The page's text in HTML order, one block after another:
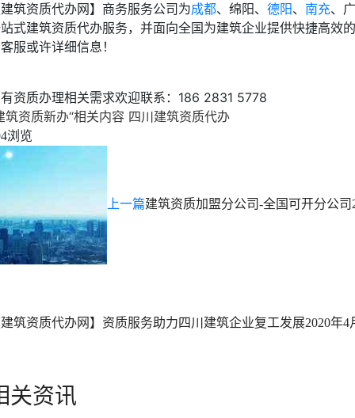
筑资质代办网】商务服务公司为成都、绵阳、 德阳、 南充、
式建筑资质代办服务，并面向全国为建筑企业提供快捷高效
服或许详细信息！
资质办理相关需求欢迎联系：186 2831 5778
筑资质新办“相关内容 四川建筑资质代办
浏览
上一篇建筑资质加盟分公司-全国可开分公司
筑资质代办网】资质服务助力四川建筑企业复工发展2020年4
关资讯